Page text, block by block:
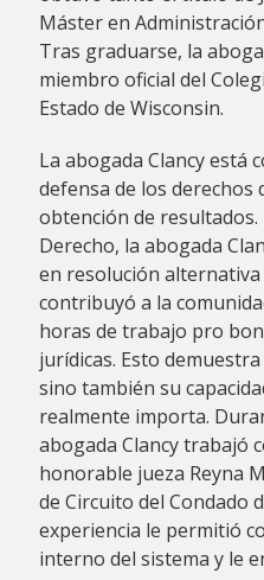
Máster en
Tras graduarse, la
miembro oficial del
Estado de Wisconsin.
La abogada Clancy está
defensa de los derechos
obtención de
Derecho, la abogada
en resolución
contribuyó a la
horas de trabajo pro
jurídicas. Esto
sino también su
realmente importa.
abogada Clancy trabajó
honorable jueza Reyna
de Circuito del Condado
experiencia le permitió
interno del sistema y le